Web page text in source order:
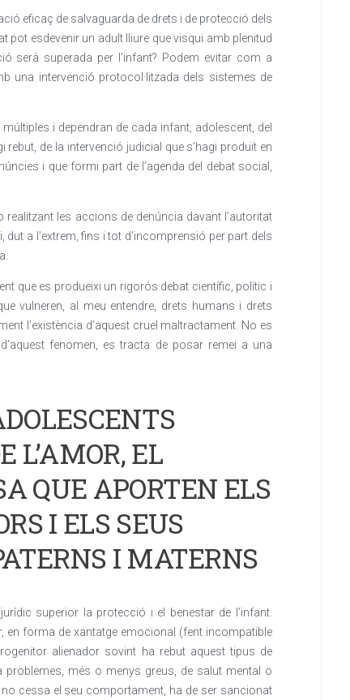
eficaç de salvaguarda de drets i de protecció dels
pot esdevenir un adult lliure que visqui amb plenitud
serà superada per l’infant? Podem evitar com a
una intervenció protocol·litzada dels sistemes de
i dependran de cada infant, adolescent, del
de la intervenció judicial que s’hagi produït en
i que formi part de l’agenda del debat social,
les accions de denúncia davant l’autoritat
a l’extrem, fins i tot d’incomprensió per part dels
que es produeixi un rigorós debat científic, polític i
vulneren, al meu entendre, drets humans i drets
l’existència d’aquest cruel maltractament. No es
fenomen, es tracta de posar remei a una
L’AMOR, EL
QUE APORTEN ELS
I ELS SEUS
I MATERNS
superior la protecció i el benestar de l’infant.
en forma de xantatge emocional (fent incompatible
alienador sovint ha rebut aquest tipus de
més o menys greus, de salut mental o
cessa el seu comportament, ha de ser sancionat